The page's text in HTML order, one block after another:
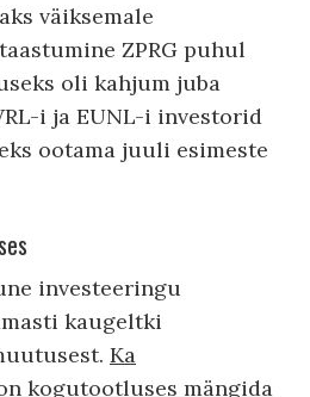
väiksemale
ZPRG puhul
oli kahjum juba
i ja EUNL-i investorid
ootama juuli esimeste
investeeringu
kaugeltki
Ka
kogutootluses mängida